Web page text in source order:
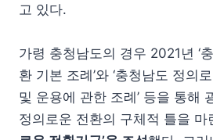
고 있다.
가령 충청남도의 경우 2021년 ‘
환 기본 조례’와 ‘충청남도 정의
및 운용에 관한 조례’ 등을 통해
정의로운 전환의 구체적 틀을 마